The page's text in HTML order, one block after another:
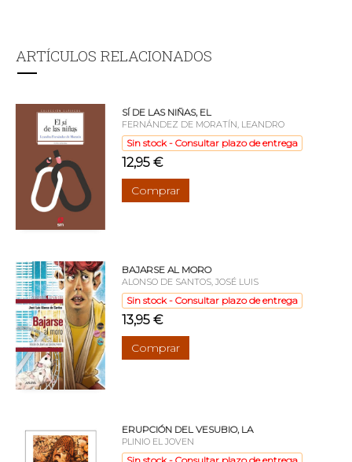
ARTÍCULOS RELACIONADOS
SÍ DE LAS NIÑAS, EL
FERNÁNDEZ DE MORATÍN, LEANDRO
Sin stock - Consultar plazo de entrega
12,95 €
Comprar
BAJARSE AL MORO
ALONSO DE SANTOS, JOSÉ LUIS
Sin stock - Consultar plazo de entrega
13,95 €
Comprar
ERUPCIÓN DEL VESUBIO, LA
PLINIO EL JOVEN